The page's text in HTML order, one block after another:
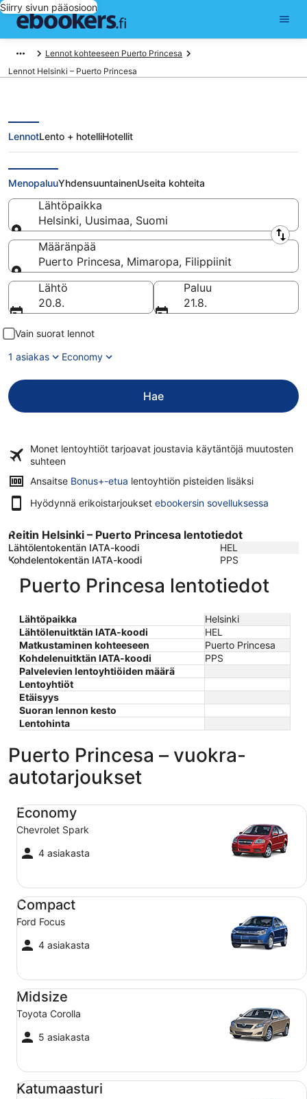
Siirry sivun pääosioon
Lennot kohteeseen Puerto Princesa
Lennot Helsinki – Puerto Princesa
Lennot Helsinki - Puerto Princesa
LennotLento + hotelliHotellit
MenopaluuYhdensuuntainenUseita kohteita
Lähtöpaikka
Helsinki, Uusimaa, Suomi
Lähtöpaikka
Määränpää
Puerto Princesa, Mimaropa, Filippiinit
Määränpää
Lähtö
20.8.
Paluu
21.8.
Vain suorat lennot
1 asiakas
Economy
Hae
Monet lentoyhtiöt tarjoavat joustavia käytäntöjä muutosten
suhteen
Ansaitse Bonus+-etua lentoyhtiön pisteiden lisäksi
Hyödynnä erikoistarjoukset ebookersin sovelluksessa
Reitin Helsinki – Puerto Princesa lentotiedot
Lähtölentokentän IATA-koodi
HEL
Kohdelentokentän IATA-koodi
PPS
Puerto Princesa lentotiedot
Lähtöpaikka
Helsinki
Lähtölenuitktän IATA-koodi
HEL
Matkustaminen kohteeseen
Puerto Princesa
Kohdelenuitktän IATA-koodi
PPS
Palvelevien lentoyhtiöiden määrä
Lentoyhtiöt
Etäisyys
Suoran lennon kesto
Lentohinta
Puerto Princesa – vuokra-
autotarjoukset
Economy
Chevrolet Spark
4 asiakasta
Economy Chevrolet Spark
Compact
Ford Focus
4 asiakasta
Compact Ford Focus
Midsize
Toyota Corolla
5 asiakasta
Midsize Toyota Corolla
Katumaasturi
Katumaasturi Jeep Compass